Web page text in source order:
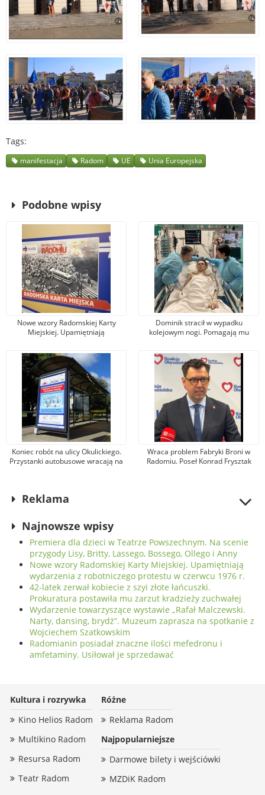
Tags
manifestacja Radom UE Unia Europejska
Podobne wpisy
Nowe wzory Radomskiej Karty
Miejskiej. Upamiętniają
protestu w czerwcu 1976 r.
Dominik stracił w wypadku
kolejowym nogi. Pomagają mu
przekazał na leczenie 100 tys. zł!
Koniec robót na ulicy Okulickiego.
Przystanki autobusowe wracają na
Wraca problem Fabryki Broni w
Radomiu. Poseł Konrad Frysztak
Reklama
Najnowsze wpisy
Premiera dla dzieci w Teatrze Powszechnym. Na scenie
przygody Lisy, Britty, Lassego, Bossego, Ollego i Anny
Nowe wzory Radomskiej Karty Miejskiej. Upamiętniają
wydarzenia z robotniczego protestu w czerwcu 1976 r.
42-latek zerwał kobiecie z szyi złote łańcuszki.
Prokuratura postawiła mu zarzut kradzieży zuchwałej
Wydarzenie towarzyszące wystawie „Rafał Malczewski.
Narty, dansing, brydż”. Muzeum zaprasza na spotkanie z
Wojciechem Szatkowskim
Radomianin posiadał znaczne ilości mefedronu i
amfetaminy. Usiłował je sprzedawać
Kultura i rozrywka
Kino Helios Radom
Multikino Radom
Resursa Radom
Teatr Radom
Różne
Reklama Radom
Najpopularniejsze
Darmowe bilety i wejściówki
MZDiK Radom